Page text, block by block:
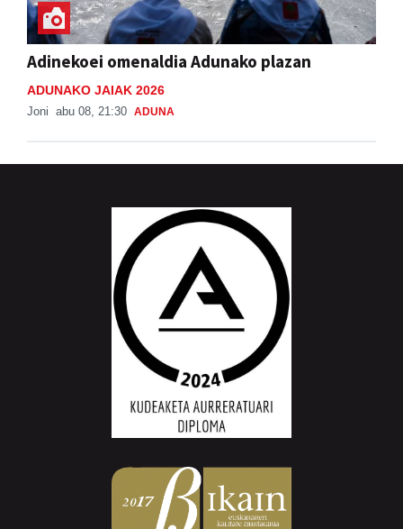
Adinekoei omenaldia Adunako plazan
ADUNAKO JAIAK 2026
Joni abu 08, 21:30 ADUNA